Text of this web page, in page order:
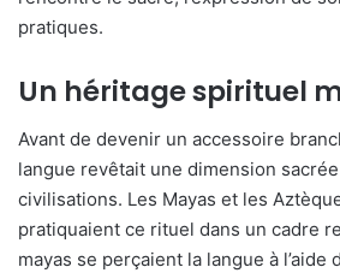
pratiques.
Un héritage spirituel
Avant de devenir un accessoire
langue revêtait une dimension
civilisations. Les Mayas et les
pratiquaient ce rituel dans un cadre
mayas se perçaient la langue à l’aide